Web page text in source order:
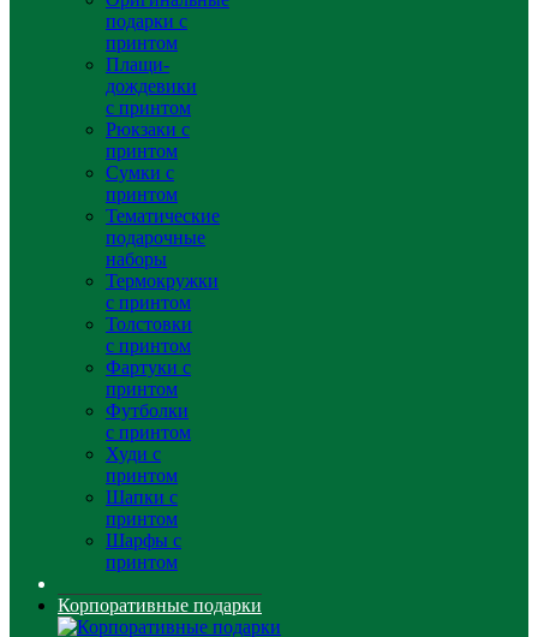
подарки с
принтом
Плащи-
дождевики
с принтом
Рюкзаки с
принтом
Сумки с
принтом
Тематические
подарочные
наборы
Термокружки
с принтом
Толстовки
с принтом
Фартуки с
принтом
Футболки
с принтом
Худи с
принтом
Шапки с
принтом
Шарфы с
принтом
Корпоративные подарки